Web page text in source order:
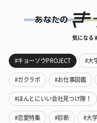
気になる
#キョーソウPROJECT #大
#ガクラボ #お仕事図鑑
#ほんとにいい会社見つけ隊！
#恋愛特集 #診断 #大